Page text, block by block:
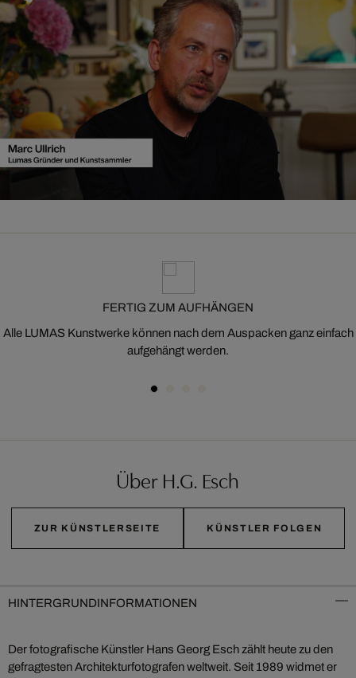
FERTIG ZUM AUFHÄNGEN
Alle LUMAS Kunstwerke können nach dem Auspacken ganz einfach
aufgehängt werden.
Über H.G. Esch
ZUR KÜNSTLERSEITE KÜNSTLER FOLGEN
HINTERGRUNDINFORMATIONEN
Der fotografische Künstler Hans Georg Esch zählt heute zu den
gefragtesten Architekturfotografen weltweit. Seit 1989 widmet er